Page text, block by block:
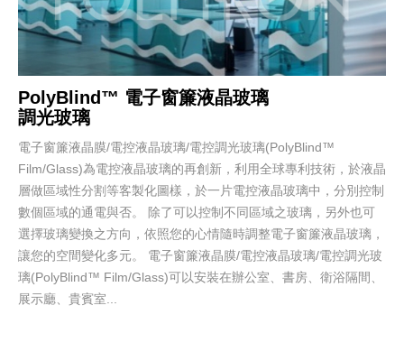
PolyBlind™ 電子窗簾液晶玻璃
調光玻璃
電子窗簾液晶膜/電控液晶玻璃/電控調光玻璃(PolyBlind™
Film/Glass)為電控液晶玻璃的再創新，利用全球專利技術，於液晶
層做區域性分割等客製化圖樣，於一片電控液晶玻璃中，分別控制
數個區域的通電與否。 除了可以控制不同區域之玻璃，另外也可
選擇玻璃變換之方向，依照您的心情隨時調整電子窗簾液晶玻璃，
讓您的空間變化多元。 電子窗簾液晶膜/電控液晶玻璃/電控調光玻
璃(PolyBlind™ Film/Glass)可以安裝在辦公室、書房、衛浴隔間、
展示廳、貴賓室...